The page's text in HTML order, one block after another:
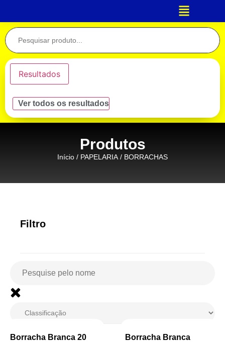
Resultados
Ver todos os resultados
Produtos
Início / PAPELARIA / BORRACHAS
Filtro
Borracha Branca 20
Borracha Branca